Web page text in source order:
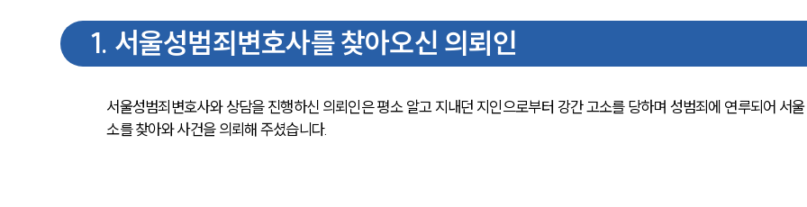
1. 서울성범죄변호사를 찾아오신 의뢰인
서울성범죄변호사와 상담을 진행하신 의뢰인은 평소 알고 지내던 지인으로부터 강간 고소를 당하며 성범죄에 연루되어 서
소를 찾아와 사건을 의뢰해 주셨습니다.